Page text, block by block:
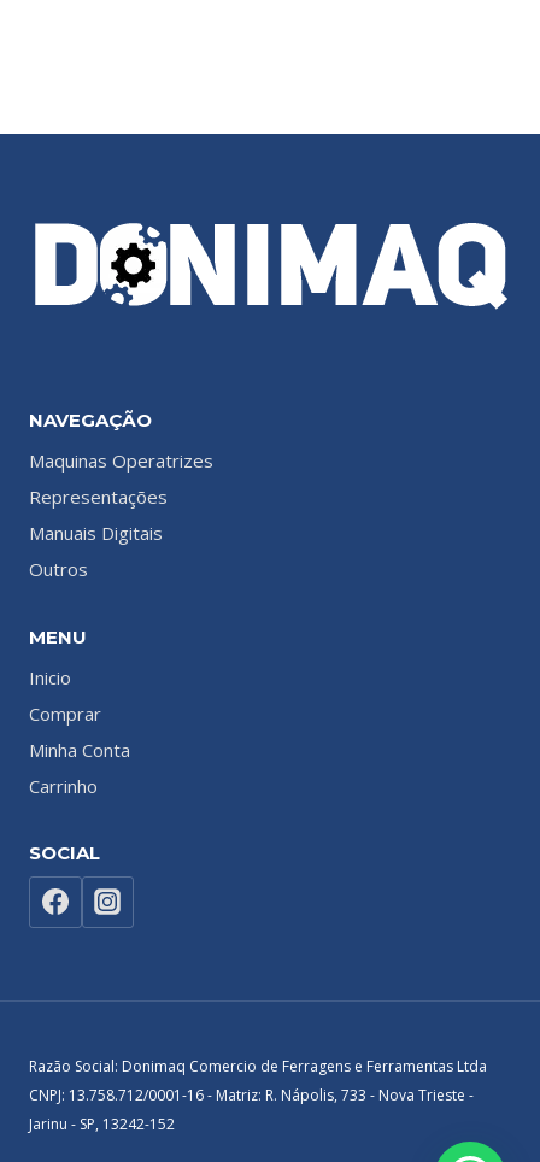
NAVEGAÇÃO
Maquinas Operatrizes
Representações
Manuais Digitais
Outros
MENU
Inicio
Comprar
Minha Conta
Carrinho
SOCIAL
Razão Social: Donimaq Comercio de Ferragens e Ferramentas Ltda
CNPJ: 13.758.712/0001-16 - Matriz: R. Nápolis, 733 - Nova Trieste -
Jarinu - SP, 13242-152